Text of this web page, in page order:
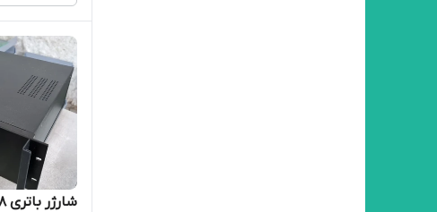
شارژر باتری ۴۸ ولت50آمپر رکمونت